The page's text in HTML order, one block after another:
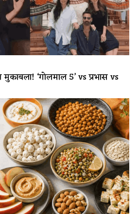
‘गोलमाल 5’ vs प्रभास vs